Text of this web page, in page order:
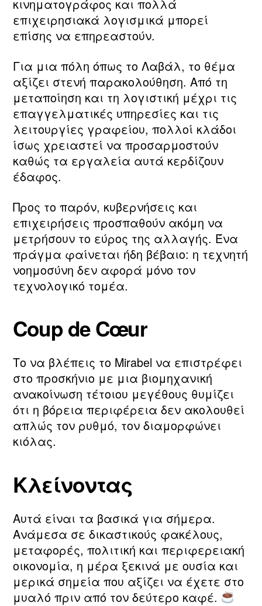
κινηματογράφος και πολλά
επιχειρησιακά λογισμικά μπορεί
επίσης να επηρεαστούν.
Για μια πόλη όπως το Λαβάλ, το θέμα
αξίζει στενή παρακολούθηση. Από τη
μεταποίηση και τη λογιστική μέχρι τις
επαγγελματικές υπηρεσίες και τις
λειτουργίες γραφείου, πολλοί κλάδοι
ίσως χρειαστεί να προσαρμοστούν
καθώς τα εργαλεία αυτά κερδίζουν
έδαφος.
Προς το παρόν, κυβερνήσεις και
επιχειρήσεις προσπαθούν ακόμη να
μετρήσουν το εύρος της αλλαγής. Ένα
πράγμα φαίνεται ήδη βέβαιο: η τεχνητή
νοημοσύνη δεν αφορά μόνο τον
τεχνολογικό τομέα.
Coup de Cœur
Το να βλέπεις το Mirabel να επιστρέφει
στο προσκήνιο με μια βιομηχανική
ανακοίνωση τέτοιου μεγέθους θυμίζει
ότι η βόρεια περιφέρεια δεν ακολουθεί
απλώς τον ρυθμό, τον διαμορφώνει
κιόλας.
Κλείνοντας
Αυτά είναι τα βασικά για σήμερα.
Ανάμεσα σε δικαστικούς φακέλους,
μεταφορές, πολιτική και περιφερειακή
οικονομία, η μέρα ξεκινά με ουσία και
μερικά σημεία που αξίζει να έχετε στο
μυαλό πριν από τον δεύτερο καφέ.